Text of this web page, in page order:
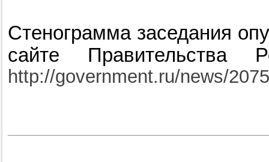
Стенограмма заседания
сайте Правительства
http://government.ru/news/